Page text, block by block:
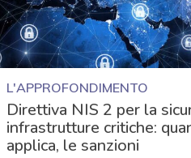
L'APPROFONDIMENTO
Direttiva NIS 2 per la
infrastrutture critiche:
applica, le sanzioni